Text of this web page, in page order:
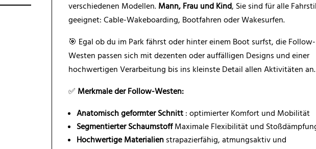
verschiedenen Modellen. Mann, Frau und Kind, Sie sind für alle
geeignet: Cable-Wakeboarding, Bootfahren oder Wakesurfen.
🎯 Egal ob du im Park fährst oder hinter einem Boot surfst, die Follow-
Westen passen sich mit dezenten oder auffälligen Designs und einer
hochwertigen Verarbeitung bis ins kleinste Detail allen Aktivitäten an.
✅ Merkmale der Follow-Westen:
Anatomisch geformter Schnitt : optimierter Komfort und Mobilität
Segmentierter SchaumstoffMaximale Flexibilität und
Hochwertige Materialien strapazierfähig, atmungsaktiv und